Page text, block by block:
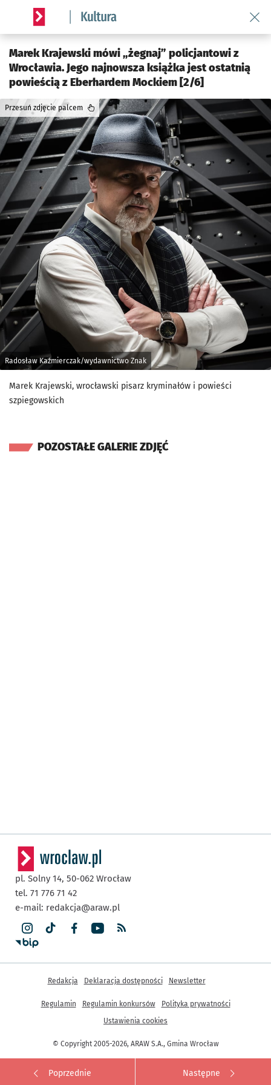
Serwis informacyjny wroclaw.pl podserwis: Kultura
Marek Krajewski mówi „żegnaj” policjantowi z
Wrocławia. Jego najnowsza książka jest ostatnią
powieścią z Eberhardem Mockiem [2/6]
Radosław Kaźmierczak/wydawnictwo Znak
Przesuń zdjęcie palcem
Przejdź do poprzedniego zdjęcia.
Poprzednie Następne
Przejdź do
Marek Krajewski, wrocławski pisarz kryminałów i powieści
szpiegowskich
POZOSTAŁE GALERIE ZDJĘĆ
pl. Solny 14, 50-062 Wrocław
tel. 71 776 71 42
e-mail: redakcja@araw.pl
© Copyright 2005-2026, ARAW S.A., Gmina Wrocław
Inne informacje
Redakcja Deklaracja dostępności Newsletter
Regulamin Regulamin konkursów
Polityka prywatności
Ustawienia cookies